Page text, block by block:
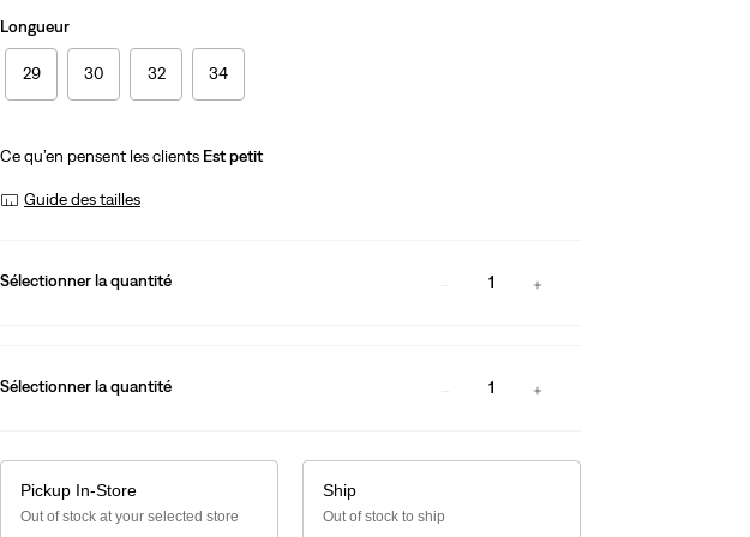
Longueur
29 30 32 34
Ce qu’en pensent les clients Est petit
Guide des tailles
Sélectionner la quantité 1
Sélectionner la quantité 1
Pickup In-Store
Out of stock at your selected store
Ship
Out of stock to ship